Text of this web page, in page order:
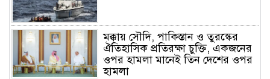
মক্কায় সৌদি, পাকিস্তান ও তুরস্কের
ঐতিহাসিক প্রতিরক্ষা চুক্তি, একজনের
ওপর হামলা মানেই তিন দেশের ওপর
হামলা